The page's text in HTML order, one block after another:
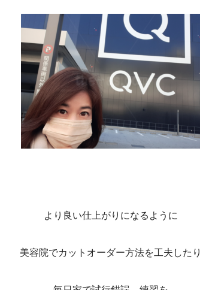
より良い仕上がりになるように
美容院でカットオーダー方法を工夫したり